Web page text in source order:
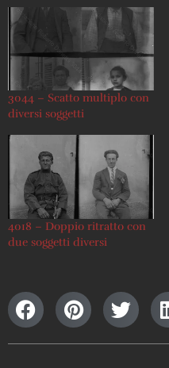
3044 – Scatto multiplo con
diversi soggetti
4018 – Doppio ritratto con
due soggetti diversi